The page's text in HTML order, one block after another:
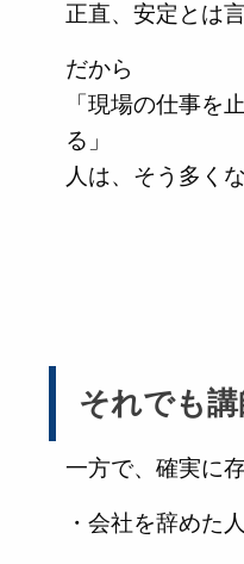
正直、安定とは
だから
「現場の仕事を
る」
人は、そう多くな
それでも
一方で、確実に
・会社を辞めた人